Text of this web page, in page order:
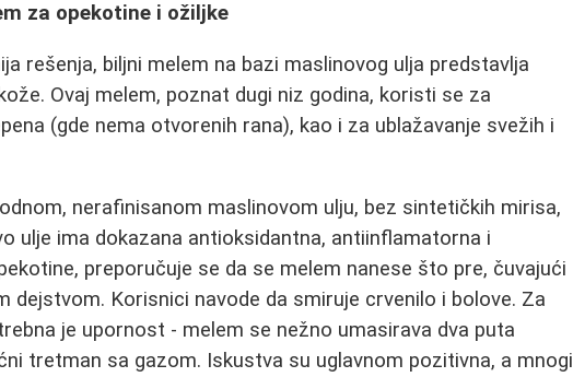
za opekotine i ožiljke
rešenja, biljni melem na bazi maslinovog ulja predstavlja
Ovaj melem, poznat dugi niz godina, koristi se za
(gde nema otvorenih rana), kao i za ublažavanje svežih i
nerafinisanom maslinovom ulju, bez sintetičkih mirisa,
ulje ima dokazana antioksidantna, antiinflamatorna i
preporučuje se da se melem nanese što pre, čuvajući
dejstvom. Korisnici navode da smiruje crvenilo i bolove. Za
je upornost - melem se nežno umasirava dva puta
tretman sa gazom. Iskustva su uglavnom pozitivna, a mnogi